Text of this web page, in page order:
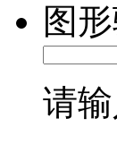
图
请